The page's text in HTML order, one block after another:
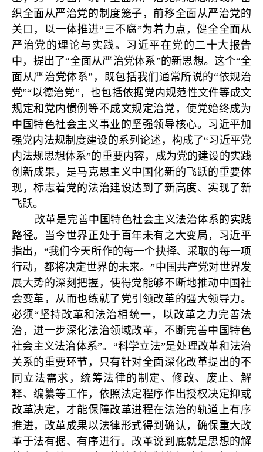
织全面从严治党的制度笼子，前移全面从严治党的
关口，以一体推进“三不腐”为着力点，健全全面从
严治党的理论与实践。习近平在党的二十大报告
中，提出了“全面从严治党体系”的新思想。这个“全
面从严治党体系”，既包括我们通常所说的“依规治
党”“以德治党”，也包括依据党内规范性文件等成文
规定和党内惯例等不成文规定治党，使党始终成为
中国特色社会主义事业的坚强领导核心。习近平加
强党内法规制度建设的系列论述，构成了“习近平党
内法规思想体系”的重要内容，成为党的建设的实践
创新成果，是马克思主义中国化新的飞跃的重要体
现，标志着党的法治建设达到了新高度、实现了新
飞跃。
改革是完善中国特色社会主义法治体系的实践
路径。当今世界正处于百年未有之大变局，习近平
指出，“我们今天所作的每一个抉择、采取的每一项
行动，都将决定世界的未来。”中国共产党对世界发
展大势的深刻把握，使得党能够不断地推动中国社
会变革，从而也练就了党引领改革的强大领导力。
必须“坚持改革和法治相统一，以改革之力完善法
治，进一步深化法治领域改革，不断完善中国特色
社会主义法治体系”。“科学立法”是处理改革和法治
关系的重要环节，只有针对全面深化改革提出的不
同立法需求，统筹法律的制定、修改、废止、解
释、编纂等工作，依照法定程序作出授权决定抑或
改革决定，才能保障改革进程在法治的轨道上有序
推进，改革成果以法律形式得到确认，确保重大改
革于法有据、有序进行。改革说到底就是思想的解